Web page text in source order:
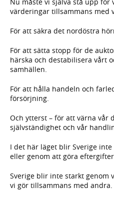
värderingar tillsammans med
För att säkra det nordöstra
För att sätta stopp för de
härska och destabilisera vårt
samhällen.
För att hålla handeln och
försörjning.
Och ytterst – för att värna vår
självständighet och vår
I det här läget blir Sverige
eller genom att göra eftergifter.
Sverige blir inte starkt genom
vi gör tillsammans med andra.